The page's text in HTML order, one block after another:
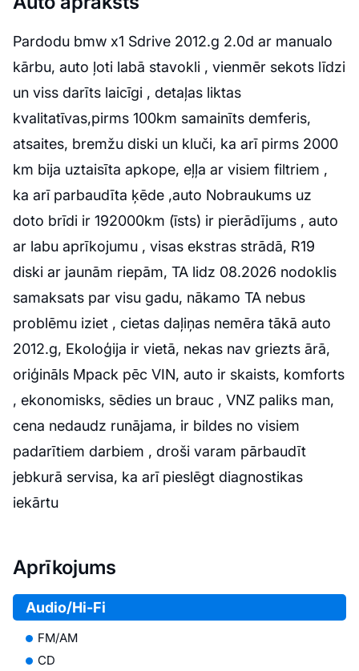
Pardodu bmw x1 Sdrive 2012.g 2.0d ar manualo
kārbu, auto ļoti labā stavokli , vienmēr sekots līdzi
un viss darīts laicīgi , detaļas liktas
kvalitatīvas,pirms 100km samainīts demferis,
atsaites, bremžu diski un kluči, ka arī pirms 2000
km bija uztaisīta apkope, eļļa ar visiem filtriem ,
ka arī parbaudīta ķēde ,auto Nobraukums uz
doto brīdi ir 192000km (īsts) ir pierādījums , auto
ar labu aprīkojumu , visas ekstras strādā, R19
diski ar jaunām riepām, TA lidz 08.2026 nodoklis
samaksats par visu gadu, nākamo TA nebus
problēmu iziet , cietas daļiņas nemēra tākā auto
2012.g, Ekoloģija ir vietā, nekas nav griezts ārā,
oriģināls Mpack pēc VIN, auto ir skaists, komforts
, ekonomisks, sēdies un brauc , VNZ paliks man,
cena nedaudz runājama, ir bildes no visiem
padarītiem darbiem , droši varam pārbaudīt
jebkurā servisa, ka arī pieslēgt diagnostikas
iekārtu
Aprīkojums
Audio/Hi-Fi
FM/AM
CD